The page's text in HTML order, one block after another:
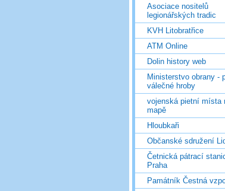
Asociace nositelů
legionářských tradic
KVH Litobratřice
ATM Online
Dolin history web
Ministerstvo obrany -
válečné hroby
vojenská pietní místa
mapě
Hloubkaři
Občanské sdružení
Četnická pátrací
Praha
Památník Čestná